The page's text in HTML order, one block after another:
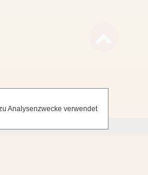
Analysenzwecke verwendet